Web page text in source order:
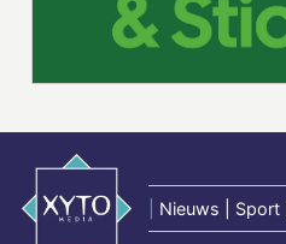
Nieuws | Sport